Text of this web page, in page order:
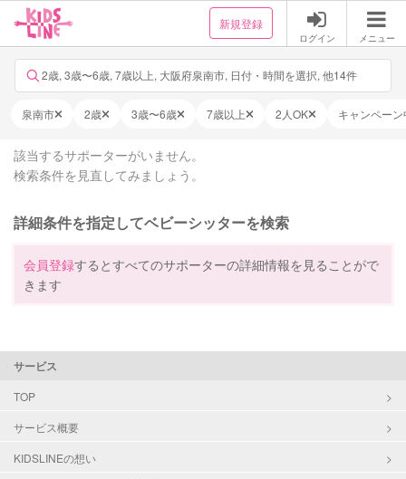
新規登録
ログイン メニュー
2歳, 3歳〜6歳, 7歳以上, 大阪府泉南市, 日付・時間を選択, 他14件
泉南市 2歳 3歳〜6歳 7歳以上 2人OK キャンペーン
該当するサポーターがいません。
検索条件を見直してみましょう。
詳細条件を指定してベビーシッターを検索
会員登録するとすべてのサポーターの詳細情報を見ることがで
きます
サービス
TOP
サービス概要
KIDSLINEの想い